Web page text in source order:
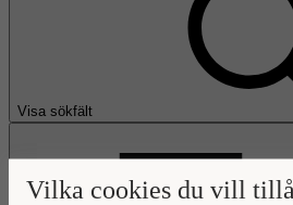
Vilka cookies du vill
Visa sökfält